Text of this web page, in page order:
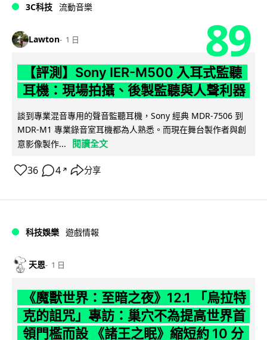
3C科技 流動音樂
Lawton 1 日 89
【評測】Sony IER-M500 入耳式監聽
耳機：現場拍攝、後製監聽與人聲利器
談到專業混音專用的聲音監聽耳機，Sony 經典 MDR-7506 到
MDR-M1 專業錄音室耳機都為人熟悉。而現在舞台製作者與創
意影像製作...
閱讀全文
36 4 ↗ 分享
科技娛樂 遊戲情報
天恩 1 日
《魔獸世界：至暗之夜》12.1 「烏拉特
克的詛咒」專訪：巢穴不為提高世界首
領門檻而設 《諸王之眠》縮短約 10 分